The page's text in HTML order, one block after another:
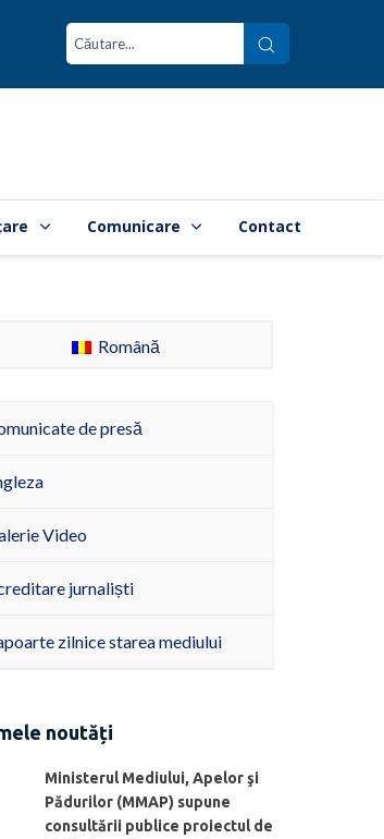
Comunicare Contact
Română
de presă
Video
jurnaliști
zilnice starea mediului
noutăți
Ministerul Mediului, Apelor şi
Pădurilor (MMAP) supune
consultării publice proiectul de